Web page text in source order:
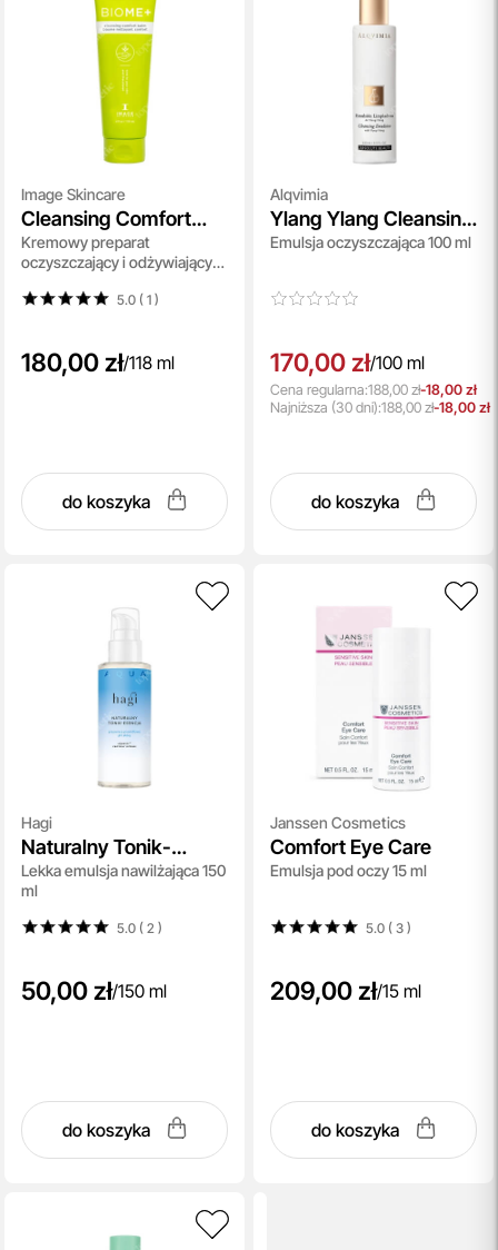
Image Skincare
Cleansing Comfort
Balm
Kremowy preparat
oczyszczający i odżywiający
5.0 ( 1)
180,00 zł/118 ml
do koszyka
Alqvimia
Ylang Ylang Cleansing
Emulsion
Emulsja oczyszczająca 100 ml
170,00 zł/100 ml
Cena regularna:188,00 zł-18,00 zł
Najniższa (30 dni):188,00 zł-18,00 zł
do koszyka
Hagi
Naturalny Tonik-
Esencja
Lekka emulsja nawilżająca 150
ml
5.0 ( 2 )
50,00 zł/150 ml
do koszyka
Janssen Cosmetics
Comfort Eye Care
Emulsja pod oczy 15 ml
5.0 ( 3)
209,00 zł/15 ml
do koszyka